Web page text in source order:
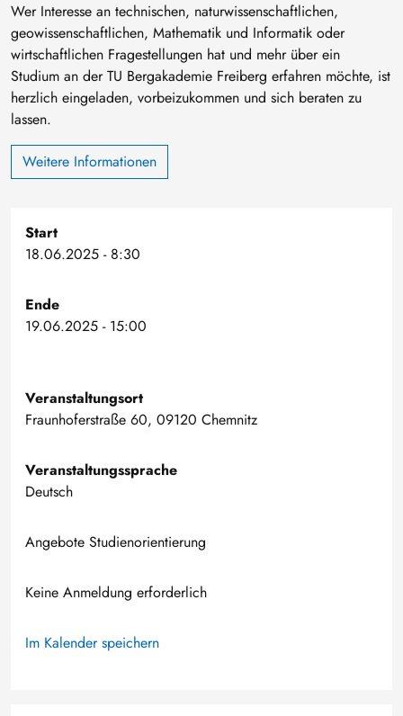
Wer Interesse an technischen, naturwissenschaftlichen,
geowissenschaftlichen, Mathematik und Informatik oder
wirtschaftlichen Fragestellungen hat und mehr über ein
Studium an der TU Bergakademie Freiberg erfahren möchte, ist
herzlich eingeladen, vorbeizukommen und sich beraten zu
lassen.
Weitere Informationen
Start
18.06.2025 - 8:30
Ende
19.06.2025 - 15:00
Veranstaltungsort
Fraunhoferstraße 60, 09120 Chemnitz
Veranstaltungssprache
Deutsch
Angebote Studienorientierung
Keine Anmeldung erforderlich
Im Kalender speichern